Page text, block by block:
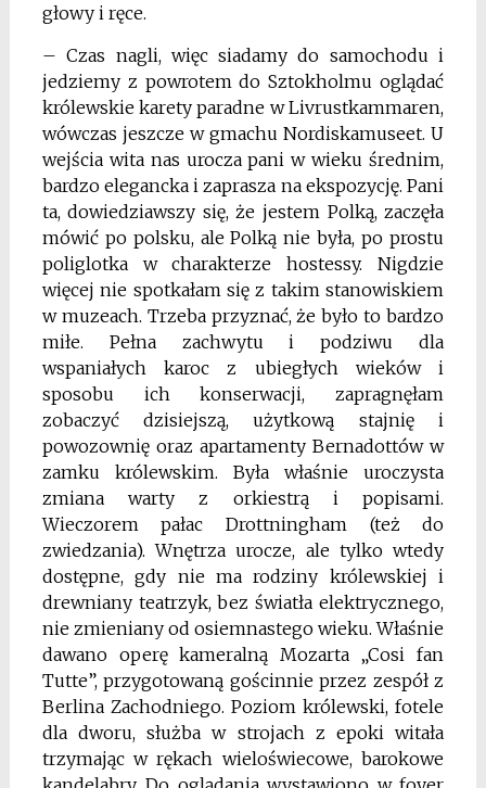
głowy i ręce.
– Czas nagli, więc siadamy do samochodu i
jedziemy z powrotem do Sztokholmu oglądać
królewskie karety paradne w Livrustkammaren,
wówczas jeszcze w gmachu Nordiskamuseet. U
wejścia wita nas urocza pani w wieku średnim,
bardzo elegancka i zaprasza na ekspozycję. Pani
ta, dowiedziawszy się, że jestem Polką, zaczęła
mówić po polsku, ale Polką nie była, po prostu
poliglotka w charakterze hostessy. Nigdzie
więcej nie spotkałam się z takim stanowiskiem
w muzeach. Trzeba przyznać, że było to bardzo
miłe. Pełna zachwytu i podziwu dla
wspaniałych karoc z ubiegłych wieków i
sposobu ich konserwacji, zapragnęłam
zobaczyć dzisiejszą, użytkową stajnię i
powozownię oraz apartamenty Bernadottów w
zamku królewskim. Była właśnie uroczysta
zmiana warty z orkiestrą i popisami.
Wieczorem pałac Drottningham (też do
zwiedzania). Wnętrza urocze, ale tylko wtedy
dostępne, gdy nie ma rodziny królewskiej i
drewniany teatrzyk, bez światła elektrycznego,
nie zmieniany od osiemnastego wieku. Właśnie
dawano operę kameralną Mozarta „Cosi fan
Tutte”, przygotowaną gościnnie przez zespół z
Berlina Zachodniego. Poziom królewski, fotele
dla dworu, służba w strojach z epoki witała
trzymając w rękach wieloświecowe, barokowe